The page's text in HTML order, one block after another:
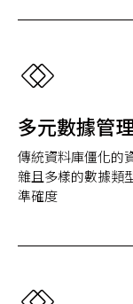
多元數據管
傳統資料庫僵化的
雜且多樣的數據類
準確度